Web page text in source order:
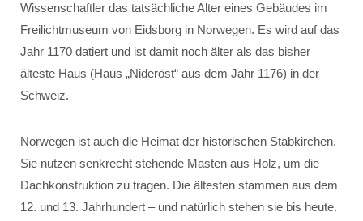
Wissenschaftler das tatsächliche Alter eines Gebäudes im
Freilichtmuseum von Eidsborg in Norwegen. Es wird auf das
Jahr 1170 datiert und ist damit noch älter als das bisher
älteste Haus (Haus „Nideröst“ aus dem Jahr 1176) in der
Schweiz.
Norwegen ist auch die Heimat der historischen Stabkirchen.
Sie nutzen senkrecht stehende Masten aus Holz, um die
Dachkonstruktion zu tragen. Die ältesten stammen aus dem
12. und 13. Jahrhundert – und natürlich stehen sie bis heute.